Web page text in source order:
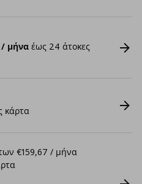
μήνα έως 24 άτοκες
κάρτα
€159,67 / μήνα